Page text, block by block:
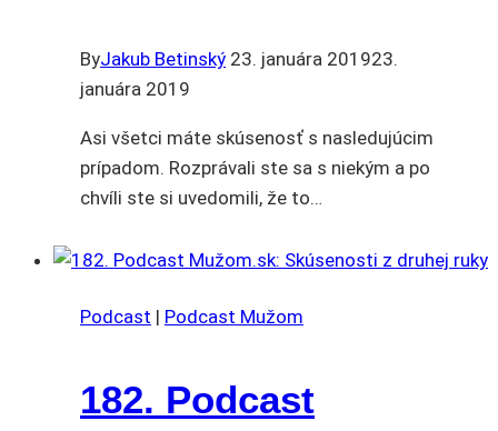
ByJakub Betinský 23. januára 201923.
januára 2019
Asi všetci máte skúsenosť s nasledujúcim
prípadom. Rozprávali ste sa s niekým a po
chvíli ste si uvedomili, že to…
Podcast | Podcast Mužom
182. Podcast